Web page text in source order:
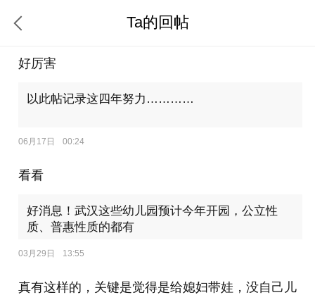
Ta的回帖
好厉害
以此帖记录这四年努力…………
06月17日 00:24
看看
好消息！武汉这些幼儿园预计今年开园，公立性
质、普惠性质的都有
03月29日 13:55
真有这样的，关键是觉得是给媳妇带娃，没自己儿